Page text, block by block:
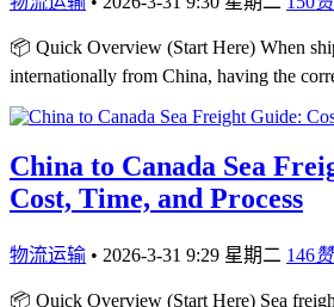
📦 Quick Overview (Start Here) When
internationally from China, having the
China to Canada Sea
Cost, Time, and Process
物流运输 • 2026-3-31 9:29 星期二 146赞
📦 Quick Overview (Start Here) Sea